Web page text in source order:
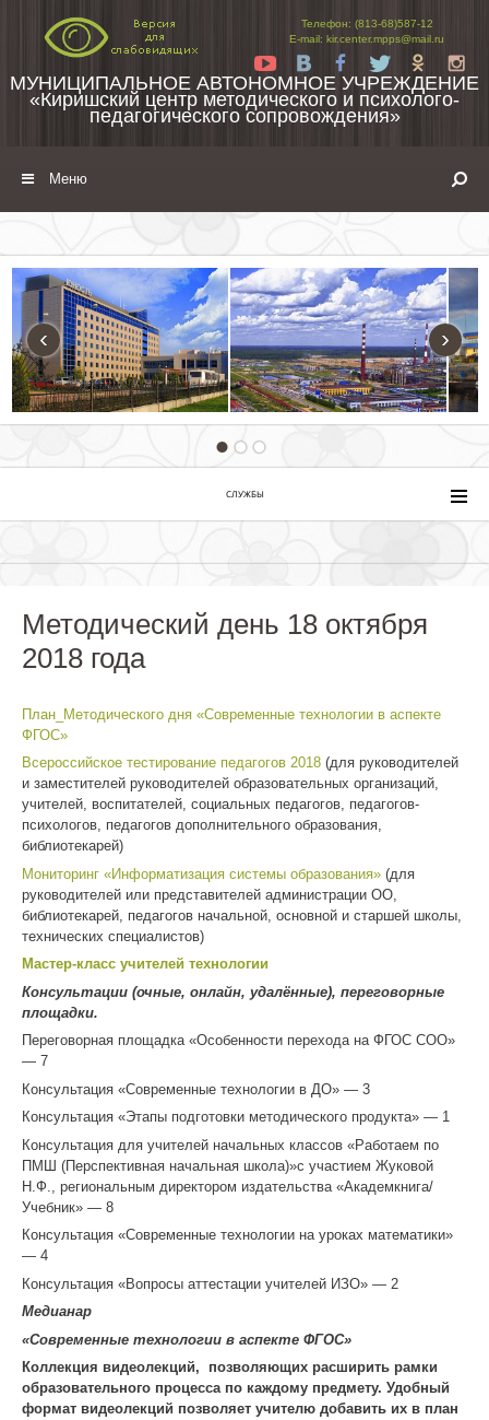
Телефон: (813-68)587-12
E-mail: kir.center.mpps@mail.ru
Yt
Tw
МУНИЦИПАЛЬНОЕ АВТОНОМНОЕ УЧРЕЖДЕНИЕ
«Киришский центр методического и психолого-
педагогического сопровождения»
Меню
‹ ›
СЛУЖБЫ
Методический день 18 октября
2018 года
План_Методического дня «Современные технологии в аспекте
ФГОС»
Всероссийское тестирование педагогов 2018 (для руководителей
и заместителей руководителей образовательных организаций,
учителей, воспитателей, социальных педагогов, педагогов-
психологов, педагогов дополнительного образования,
библиотекарей)
Мониторинг «Информатизация системы образования» (для
руководителей или представителей администрации ОО,
библиотекарей, педагогов начальной, основной и старшей школы,
технических специалистов)
Мастер-класс учителей технологии
Консультации (очные, онлайн, удалённые), переговорные
площадки.
Переговорная площадка «Особенности перехода на ФГОС СОО»
— 7
Консультация «Современные технологии в ДО» — 3
Консультация «Этапы подготовки методического продукта» — 1
Консультация для учителей начальных классов «Работаем по
ПМШ (Перспективная начальная школа)»с участием Жуковой
Н.Ф., региональным директором издательства «Академкнига/
Учебник» — 8
Консультация «Современные технологии на уроках математики»
— 4
Консультация «Вопросы аттестации учителей ИЗО» — 2
Медианар
«Современные технологии в аспекте ФГОС»
Коллекция видеолекций,
позволяющих расширить рамки
образовательного процесса по каждому предмету. Удобный
формат видеолекций позволяет учителю добавить их в план